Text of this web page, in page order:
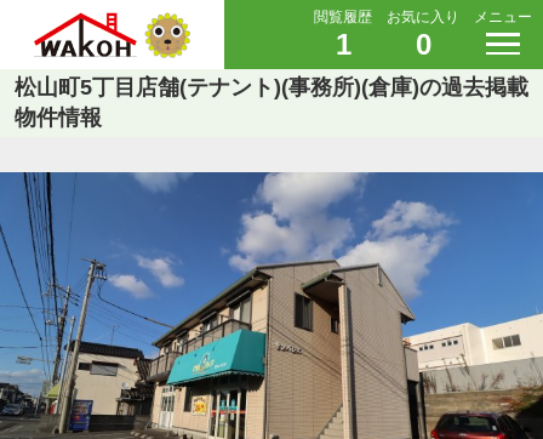
閲覧履歴
1
お気に入り
0
メニュー
松山町5丁目店舗(テナント)(事務所)(倉庫)の過去掲載
物件情報